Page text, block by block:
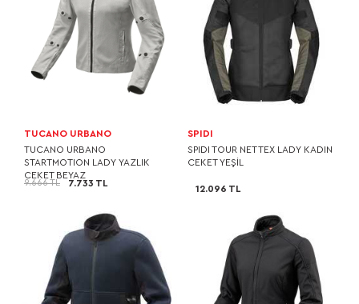
TUCANO URBANO
TUCANO URBANO
STARTMOTION LADY YAZLIK
CEKET BEYAZ
9.666 TL 7.733 TL
SPIDI
SPIDI TOUR NET TEX LADY KADIN
CEKET YEŞİL
12.096 TL